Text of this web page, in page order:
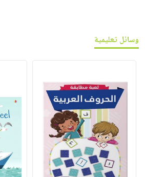
وسائل تعليمية